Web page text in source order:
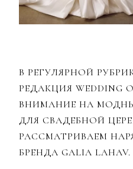
В РЕГУЛЯРНОЙ
РЕДАКЦИЯ
ВНИМАНИЕ НА
ДЛЯ СВАДЕБНОЙ
РАССМАТРИВАЕМ
БРЕНДА GALIA LAHAV.